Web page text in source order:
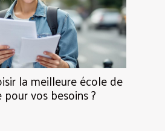
la meilleure école de
vos besoins ?